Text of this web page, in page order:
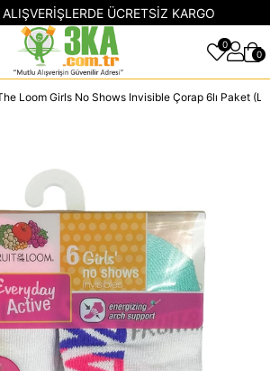
ÜCRETSİZ KARGO
0
0
Loom Girls No Shows Invisible Çorap 6lı Paket (L)